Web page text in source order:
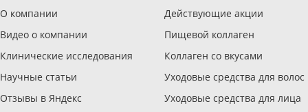
О компании
Видео о компании
Клинические исследования
Научные статьи
Отзывы в Яндекс
Действующие акции
Пищевой коллаген
Коллаген со вкусами
Уходовые средства для волос
Уходовые средства для лица